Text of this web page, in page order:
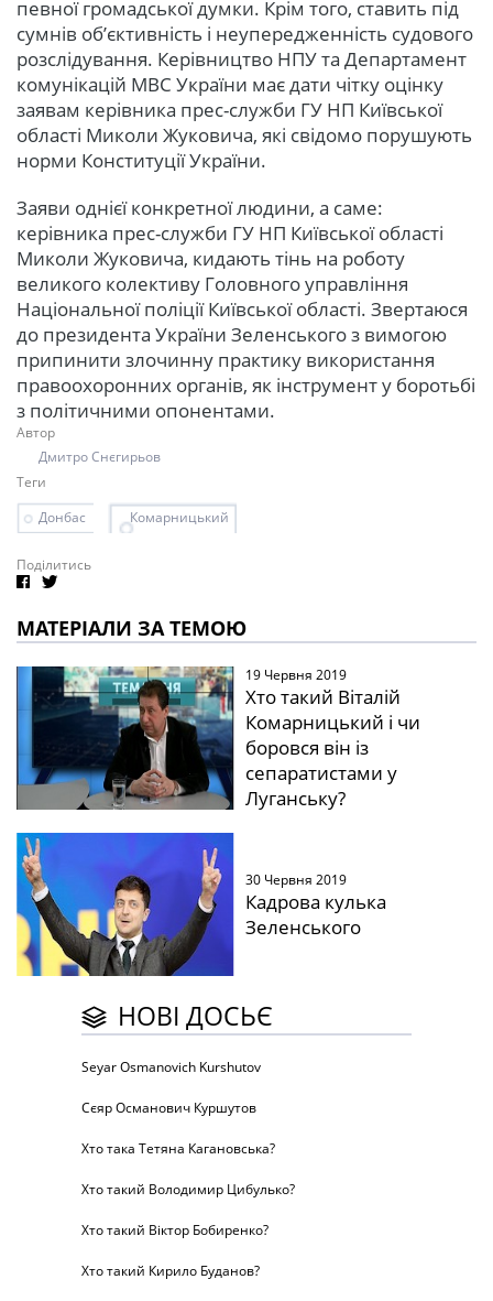
певної громадської думки. Крім того, ставить під
сумнів об’єктивність і неупередженність судового
розслідування. Керівництво НПУ та Департамент
комунікацій МВС України має дати чітку оцінку
заявам керівника прес-служби ГУ НП Київської
області Миколи Жуковича, які свідомо порушують
норми Конституції України.
Заяви однієї конкретної людини, а саме:
керівника прес-служби ГУ НП Київської області
Миколи Жуковича, кидають тінь на роботу
великого колективу Головного управління
Національної поліції Київської області. Звертаюся
до президента України Зеленського з вимогою
припинити злочинну практику використання
правоохоронних органів, як інструмент у боротьбі
з політичними опонентами.
Автор
Дмитро Снєгирьов
Теги
Донбас
Комарницький
Поділитись
МАТЕРІАЛИ ЗА ТЕМОЮ
19 Червня 2019
Хто такий Віталій
Комарницький і чи
боровся він із
сепаратистами у
Луганську?
30 Червня 2019
Кадрова кулька
Зеленського
НОВІ ДОСЬЄ
Seyar Osmanovich Kurshutov
Сєяр Османович Куршутов
Хто така Тетяна Кагановська?
Хто такий Володимир Цибулько?
Хто такий Віктор Бобиренко?
Хто такий Кирило Буданов?